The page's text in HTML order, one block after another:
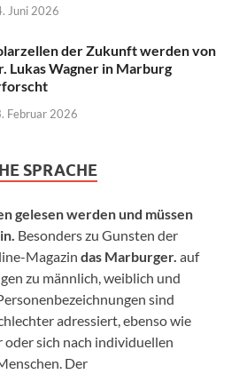
Juni 2026
der Zukunft werden von
Lukas Wagner in Marburg
Februar 2026
SPRACHE
gelesen werden und müssen
Besonders zu Gunsten der
Magazin das Marburger. auf
zu männlich, weiblich und
sind
adressiert, ebenso wie
sich nach individuellen
Der